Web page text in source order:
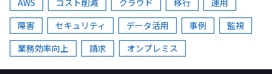
AWS コスト削減 クラウド 移行
運用
障害
セキュリティ データ活用 事例
監視
業務効率向上
請求 オンプレミス